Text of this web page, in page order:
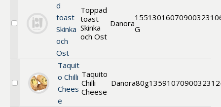
Välj
och
d
toast
Skinka
och
Ost
Toppad
toast
Skinka
och Ost
Danora
155
G
13016
Välj
Taquit
o Chilli
Chees
e
Taquito
Chilli
Cheese
Danora80g13591